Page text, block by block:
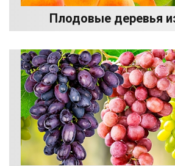
Плодовые деревья